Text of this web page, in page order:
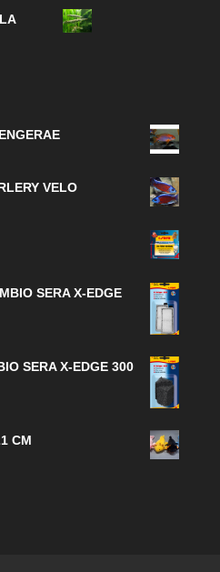
VELO
SERA X-EDGE
SERA X-EDGE 300
CM